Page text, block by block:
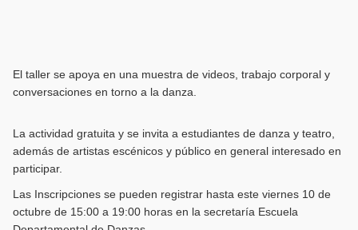
El taller se apoya en una muestra de videos, trabajo corporal y
conversaciones en torno a la danza.
La actividad gratuita y se invita a estudiantes de danza y teatro,
además de artistas escénicos y público en general interesado en
participar.
Las Inscripciones se pueden registrar hasta este viernes 10 de
octubre de 15:00 a 19:00 horas en la secretaría Escuela